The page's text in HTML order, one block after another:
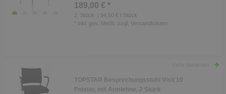
189,00 € *
2 Stück
| 94,50 € / Stück
* inkl. ges. MwSt. zzgl. Versandkosten
TOPSTAR Besprechungsstuhl Visit 10
Polster, mit Armlehne, 2 Stück